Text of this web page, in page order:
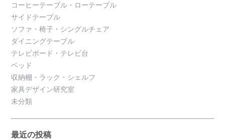
コーヒーテーブル・ローテーブル
サイドテーブル
ソファ・椅子・シングルチェア
ダイニングテーブル
テレビボード・テレビ台
ベッド
収納棚・ラック・シェルフ
家具デザイン研究室
未分類
最近の投稿